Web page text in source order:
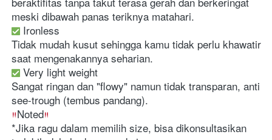
meski dibawah panas teriknya matahari.
Ironless
Tidak mudah kusut sehingga kamu tidak perlu khawatir
saat mengenakannya seharian.
Very light weight
Sangat ringan dan "flowy" namun tidak transparan, anti
see-trough (tembus pandang).
Noted
*Jika ragu dalam memilih size, bisa dikonsultasikan